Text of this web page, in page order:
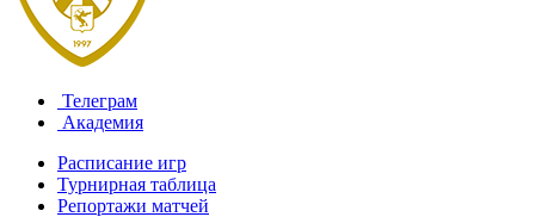
Телеграм
Академия
Расписание игр
Турнирная таблица
Репортажи матчей